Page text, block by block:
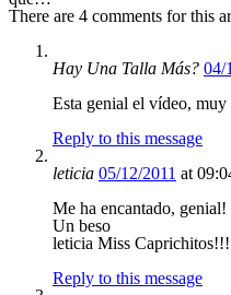
There are 4 comments for this
Hay Una Talla Más? 04/
Esta genial el vídeo,
Reply to this message
leticia 05/12/2011 at
Me ha encantado, genial!
Un beso
leticia Miss Caprichitos!!!
Reply to this message